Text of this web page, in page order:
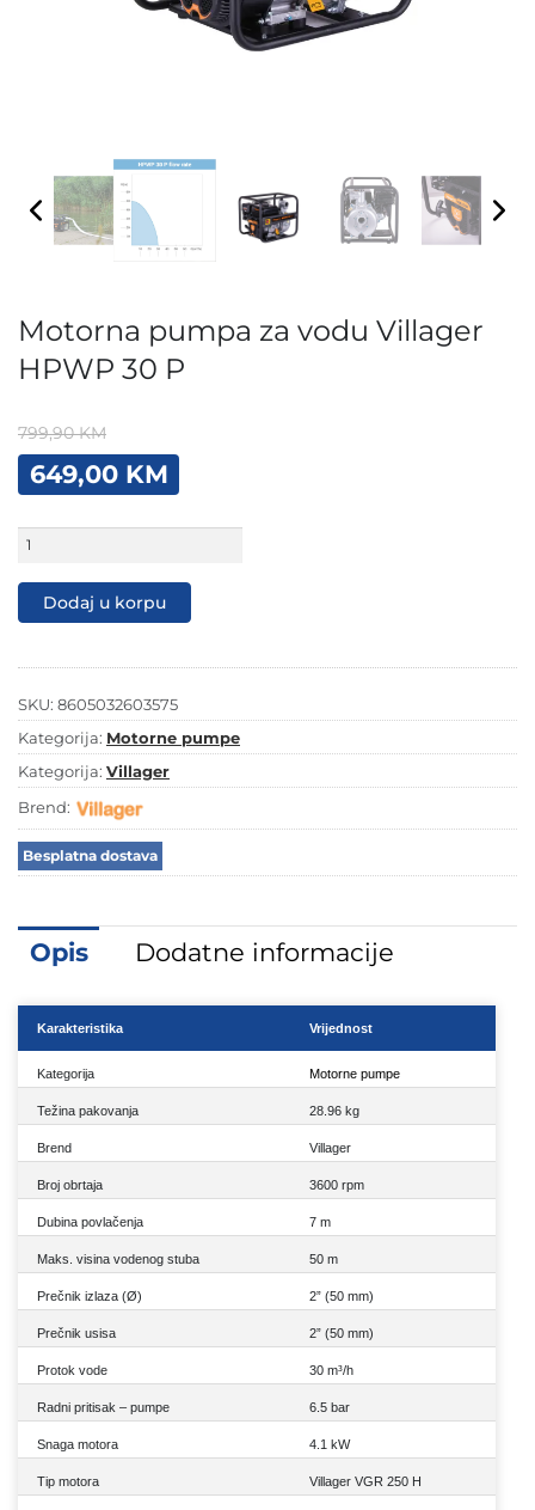
Motorna pumpa za vodu Villager
HPWP 30 P
799,90KM
Original
price
799,90 KM.
649,00 KM
Current
price
Motorna
pumpa
vodu
Villager
P
Dodaj u korpu
SKU: 8605032603575
Kategorija: Motorne pumpe
Kategorija: Villager
Brend:
Besplatna dostava
Opis Dodatne informacije
Karakteristika Vrijednost
Kategorija Motorne pumpe
Težina pakovanja 28.96 kg
Brend Villager
Broj obrtaja 3600 rpm
Dubina povlačenja 7 m
Maks. visina vodenog stuba 50 m
Prečnik izlaza (Ø) 2” (50 mm)
Prečnik usisa 2” (50 mm)
Protok vode 30 m³/h
Radni pritisak – pumpe 6.5 bar
Snaga motora 4.1 kW
Tip motora Villager VGR 250 H